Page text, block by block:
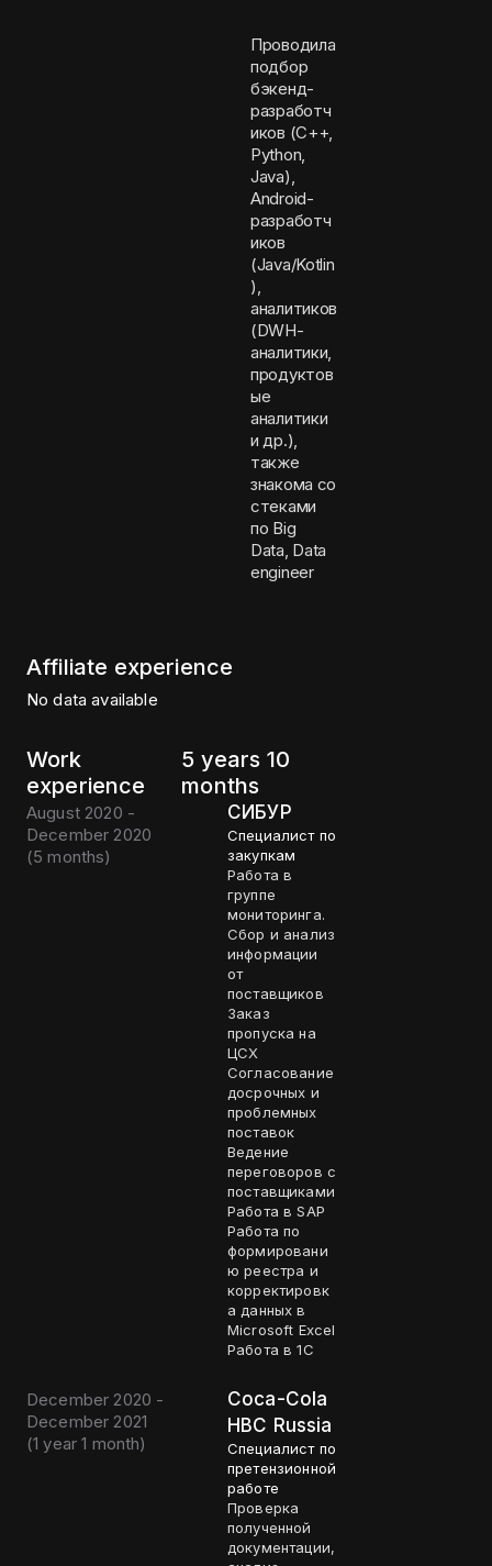
Проводила
подбор
бэкенд-
разработч
иков (C++,
Python,
Java),
Android-
разработч
иков
(Java/Kotlin
),
аналитиков
(DWH-
аналитики,
продуктов
ые
аналитики
и др.),
также
знакома со
стеками
по Big
Data, Data
engineer
Affiliate experience
No data available
Work
experience
5 years 10
months
August 2020 -
December 2020
(5 months)
СИБУР
Специалист по
закупкам
Работа в
группе
мониторинга.
Сбор и анализ
информации
от
поставщиков
Заказ
пропуска на
ЦСХ
Согласование
досрочных и
проблемных
поставок
Ведение
переговоров с
поставщиками
Работа в SAP
Работа по
формировани
ю реестра и
корректировк
а данных в
Microsoft Excel
Работа в 1C
December 2020 -
December 2021
(1 year 1 month)
Coca-Cola
HBC Russia
Специалист по
претензионной
работе
Проверка
полученной
документации,